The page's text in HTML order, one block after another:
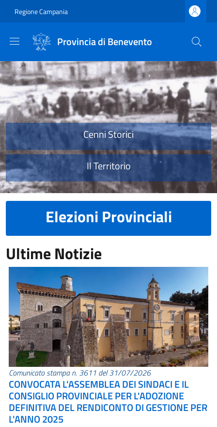
Regione Campania
Provincia di Benevento
Provincia di Benevento
Cenni Storici
Il Territorio
Elezioni Provinciali
Ultime Notizie
Comunicato stampa n. 3611 del 31/07/2026
CONVOCATA L'ASSEMBLEA DEI SINDACI E IL
CONSIGLIO PROVINCIALE PER L'ADOZIONE
DEFINITIVA DEL RENDICONTO DI GESTIONE PER
L'ANNO 2025